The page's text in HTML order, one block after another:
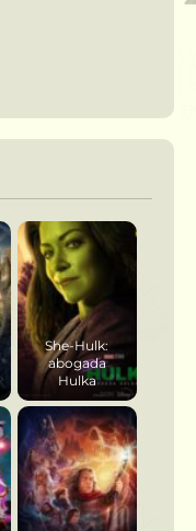
She-Hulk:
abogada
Hulka